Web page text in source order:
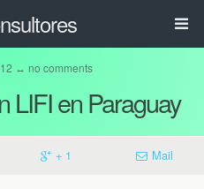
↔ no comments
LIFI en Paraguay
+ 1 Mail